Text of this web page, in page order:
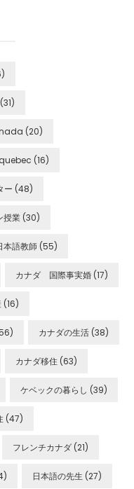
(31)
(20)
quebec (16)
ー (48)
授業 (30)
本語教師 (55)
カナダ 国際事実婚 (17)
(16)
カナダの生活 (38)
カナダ移住 (63)
ケベックの暮らし (39)
(47)
フレンチカナダ (21)
日本語の先生 (27)